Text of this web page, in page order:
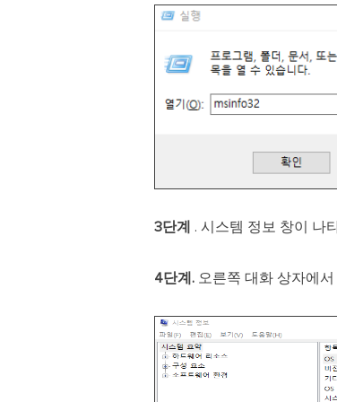
3단계 . 시스템 정보 창이 나
4단계. 오른쪽 대화 상자에